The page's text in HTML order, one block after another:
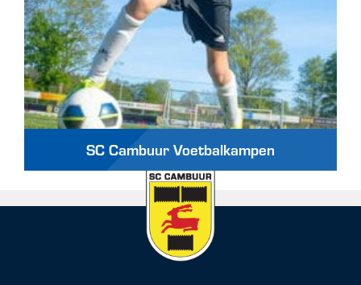
SC Cambuur Voetbalkampen